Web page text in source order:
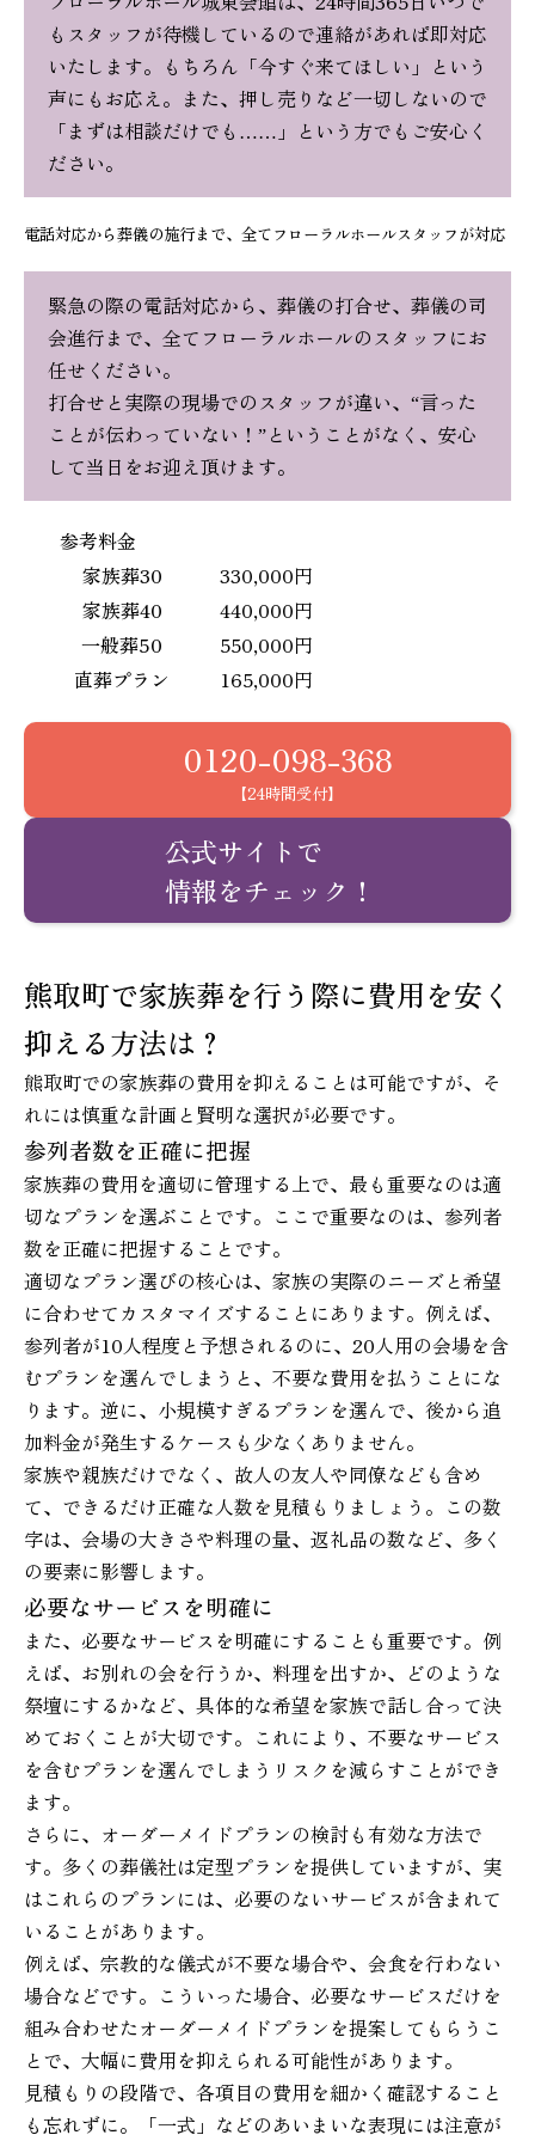
もスタッフが待機しているので連絡があれば即対応
いたします。もちろん「今すぐ来てほしい」という
声にもお応え。また、押し売りなど一切しないので
「まずは相談だけでも……」という方でもご安心く
ださい。
電話対応から葬儀の施行まで、全てフローラルホールスタッフが対応
緊急の際の電話対応から、葬儀の打合せ、葬儀の司
会進行まで、全てフローラルホールのスタッフにお
任せください。
打合せと実際の現場でのスタッフが違い、“言った
ことが伝わっていない！”ということがなく、安心
して当日をお迎え頂けます。
参考料金
家族葬30
330,000円
家族葬40
440,000円
一般葬50
550,000円
直葬プラン
165,000円
0120-098-368
【24時間受付】
公式サイトで
情報をチェック！
熊取町で家族葬を行う際に費用を安く
抑える方法は？
熊取町での家族葬の費用を抑えることは可能ですが、そ
れには慎重な計画と賢明な選択が必要です。
参列者数を正確に把握
家族葬の費用を適切に管理する上で、最も重要なのは適
切なプランを選ぶことです。ここで重要なのは、参列者
数を正確に把握することです。
適切なプラン選びの核心は、家族の実際のニーズと希望
に合わせてカスタマイズすることにあります。例えば、
参列者が10人程度と予想されるのに、20人用の会場を含
むプランを選んでしまうと、不要な費用を払うことにな
ります。逆に、小規模すぎるプランを選んで、後から追
加料金が発生するケースも少なくありません。
家族や親族だけでなく、故人の友人や同僚なども含め
て、できるだけ正確な人数を見積もりましょう。この数
字は、会場の大きさや料理の量、返礼品の数など、多く
の要素に影響します。
必要なサービスを明確に
また、必要なサービスを明確にすることも重要です。例
えば、お別れの会を行うか、料理を出すか、どのような
祭壇にするかなど、具体的な希望を家族で話し合って決
めておくことが大切です。これにより、不要なサービス
を含むプランを選んでしまうリスクを減らすことができ
ます。
さらに、オーダーメイドプランの検討も有効な方法で
す。多くの葬儀社は定型プランを提供していますが、実
はこれらのプランには、必要のないサービスが含まれて
いることがあります。
例えば、宗教的な儀式が不要な場合や、会食を行わない
場合などです。こういった場合、必要なサービスだけを
組み合わせたオーダーメイドプランを提案してもらうこ
とで、大幅に費用を抑えられる可能性があります。
見積もりの段階で、各項目の費用を細かく確認すること
も忘れずに。「一式」などのあいまいな表現には注意が